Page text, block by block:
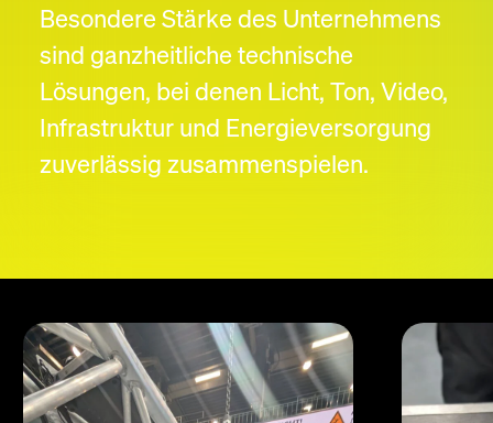
Besondere Stärke des Unternehmens
sind ganzheitliche technische
Lösungen, bei denen Licht, Ton, Video,
Infrastruktur und Energieversorgung
zuverlässig zusammenspielen.